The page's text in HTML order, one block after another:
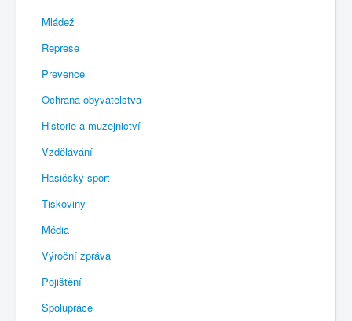
Mládež
Represe
Prevence
Ochrana obyvatelstva
Historie a muzejnictví
Vzdělávání
Hasičský sport
Tiskoviny
Média
Výroční zpráva
Pojištění
Spolupráce